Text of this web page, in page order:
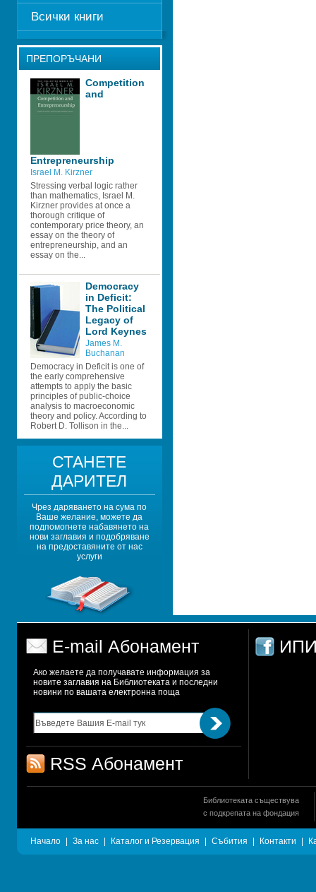
Всички книги
ПРЕПОРЪЧАНИ
Competition
and
Entrepreneurship
Israel M. Kirzner
Stressing verbal logic rather
than mathematics, Israel M.
Kirzner provides at once a
thorough critique of
contemporary price theory, an
essay on the theory of
entrepreneurship, and an
essay on the...
Democracy
in Deficit:
The Political
Legacy of
Lord Keynes
James M.
Buchanan
Democracy in Deficit is one of
the early comprehensive
attempts to apply the basic
principles of public-choice
analysis to macroeconomic
theory and policy. According to
Robert D. Tollison in the...
СТАНЕТЕ
ДАРИТЕЛ
Чрез даряването на сума по
Ваше желание, можете да
подпомогнете набавянето на
нови заглавия и подобряване
на предоставяните от нас
услуги
E-mail Абонамент
Ако желаете да получавате информация за
новите заглавия на Библиотеката и последни
новини по вашата електронна поща
RSS Абонамент
ИПИ
Библиотеката съществува
с подкрепата на фондация
Начало За нас Каталог и Резервация Събития Контакти